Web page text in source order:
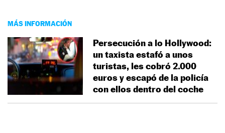
MÁS INFORMACIÓN
Persecución a lo Hollywood:
un taxista estafó a unos
turistas, les cobró 2.000
euros y escapó de la policía
con ellos dentro del coche